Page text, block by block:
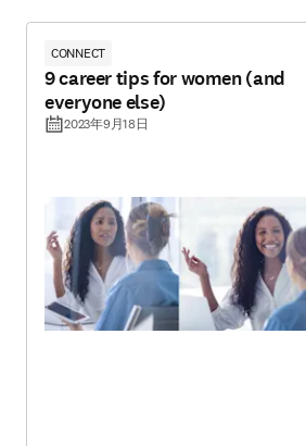
CONNECT
9 career tips for women (and
everyone else)
2023年9月18日